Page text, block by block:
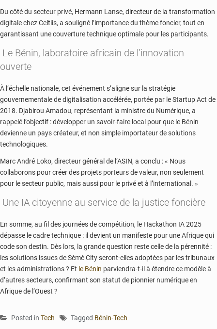
Du côté du secteur privé, Hermann Lanse, directeur de la transformation
digitale chez Celtiis, a souligné l’importance du thème foncier, tout en
garantissant une couverture technique optimale pour les participants.
Le Bénin, laboratoire africain de l’innovation
ouverte
À l’échelle nationale, cet événement s’aligne sur la stratégie
gouvernementale de digitalisation accélérée, portée par le Startup Act de
2018. Djabirou Amadou, représentant la ministre du Numérique, a
rappelé l’objectif : développer un savoir-faire local pour que le Bénin
devienne un pays créateur, et non simple importateur de solutions
technologiques.
Marc André Loko, directeur général de l’ASIN, a conclu : « Nous
collaborons pour créer des projets porteurs de valeur, non seulement
pour le secteur public, mais aussi pour le privé et à l’international. »
Une IA citoyenne au service de la justice foncière
En somme, au fil des journées de compétition, le Hackathon IA 2025
dépasse le cadre technique : il devient un manifeste pour une Afrique qui
code son destin. Dès lors, la grande question reste celle de la pérennité :
les solutions issues de Sèmè City seront-elles adoptées par les tribunaux
et les administrations ? Et le Bénin parviendra-t-il à étendre ce modèle à
d’autres secteurs, confirmant son statut de pionnier numérique en
Afrique de l’Ouest ?
Posted in Tech Tagged Bénin-Tech